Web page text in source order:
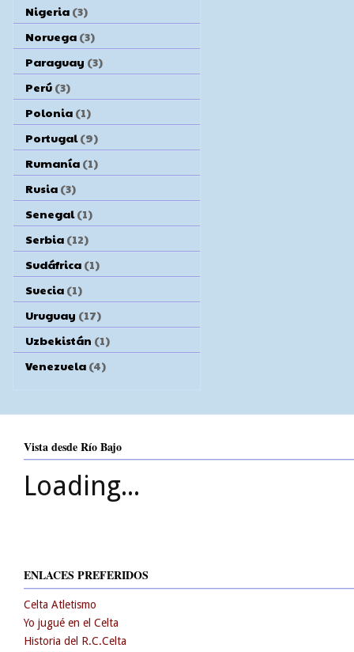
Nigeria (3)
Noruega (3)
Paraguay (3)
Perú (3)
Polonia (1)
Portugal (9)
Rumanía (1)
Rusia (3)
Senegal (1)
Serbia (12)
Sudáfrica (1)
Suecia (1)
Uruguay (17)
Uzbekistán (1)
Venezuela (4)
Vista desde Río Bajo
Loading...
ENLACES PREFERIDOS
Celta Atletismo
Yo jugué en el Celta
Historia del R.C.Celta